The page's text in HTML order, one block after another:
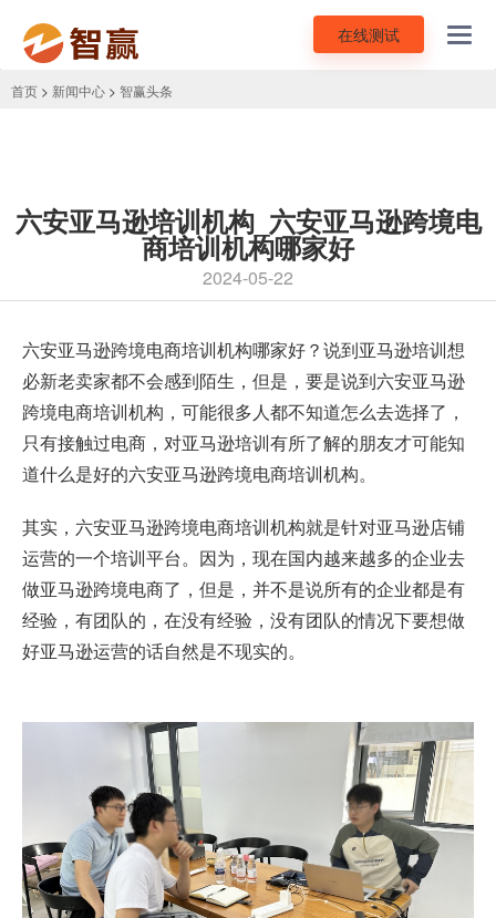
在线测试
首页 > 新闻中心 > 智赢头条
六安亚马逊培训机构_六安亚马逊跨境电
商培训机构哪家好
2024-05-22
六安亚马逊跨境电商培训机构哪家好？说到亚马逊培训想
必新老卖家都不会感到陌生，但是，要是说到六安亚马逊
跨境电商培训机构，可能很多人都不知道怎么去选择了，
只有接触过电商，对亚马逊培训有所了解的朋友才可能知
道什么是好的六安亚马逊跨境电商培训机构。
其实，六安亚马逊跨境电商培训机构就是针对亚马逊店铺
运营的一个培训平台。因为，现在国内越来越多的企业去
做亚马逊跨境电商了，但是，并不是说所有的企业都是有
经验，有团队的，在没有经验，没有团队的情况下要想做
好亚马逊运营的话自然是不现实的。